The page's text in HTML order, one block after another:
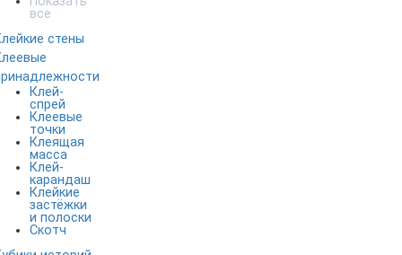
все
стены
Клей-
спрей
Клеевые
точки
Клеящая
масса
Клей-
карандаш
Клейкие
застёжки
и полоски
Скотч